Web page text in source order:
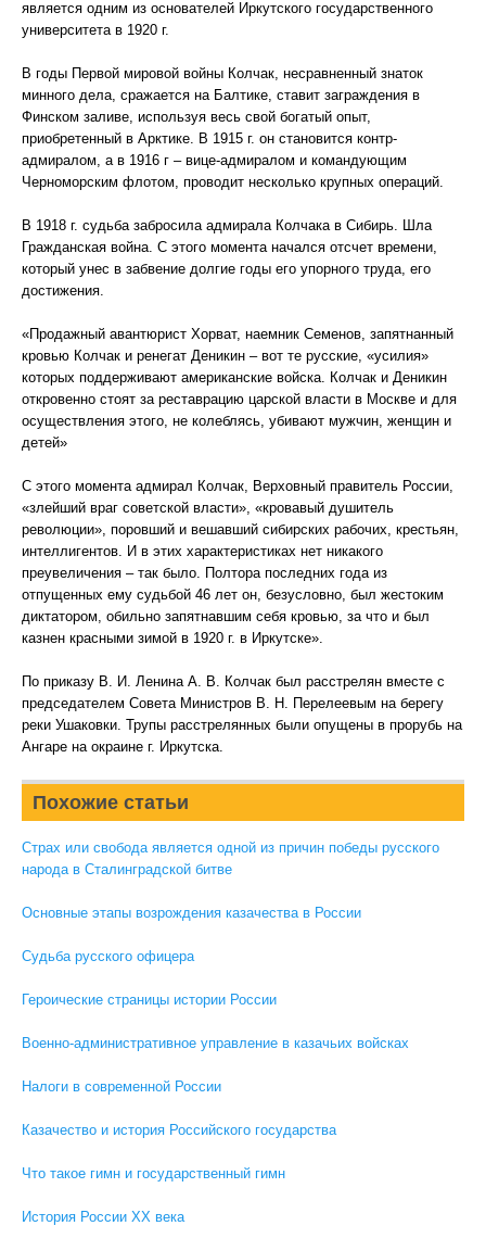
является одним из основателей Иркутского государственного
университета в 1920 г.
В годы Первой мировой войны Колчак, несравненный знаток
минного дела, сражается на Балтике, ставит заграждения в
Финском заливе, используя весь свой богатый опыт,
приобретенный в Арктике. В 1915 г. он становится контр-
адмиралом, а в 1916 г – вице-адмиралом и командующим
Черноморским флотом, проводит несколько крупных операций.
В 1918 г. судьба забросила адмирала Колчака в Сибирь. Шла
Гражданская война. С этого момента начался отсчет времени,
который унес в забвение долгие годы его упорного труда, его
достижения.
«Продажный авантюрист Хорват, наемник Семенов, запятнанный
кровью Колчак и ренегат Деникин – вот те русские, «усилия»
которых поддерживают американские войска. Колчак и Деникин
откровенно стоят за реставрацию царской власти в Москве и для
осуществления этого, не колеблясь, убивают мужчин, женщин и
детей»
С этого момента адмирал Колчак, Верховный правитель России,
«злейший враг советской власти», «кровавый душитель
революции», поровший и вешавший сибирских рабочих, крестьян,
интеллигентов. И в этих характеристиках нет никакого
преувеличения – так было. Полтора последних года из
отпущенных ему судьбой 46 лет он, безусловно, был жестоким
диктатором, обильно запятнавшим себя кровью, за что и был
казнен красными зимой в 1920 г. в Иркутске».
По приказу В. И. Ленина А. В. Колчак был расстрелян вместе с
председателем Совета Министров В. Н. Перелеевым на берегу
реки Ушаковки. Трупы расстрелянных были опущены в прорубь на
Ангаре на окраине г. Иркутска.
Похожие статьи
Страх или свобода является одной из причин победы русского
народа в Сталинградской битве
Основные этапы возрождения казачества в России
Судьба русского офицера
Героические страницы истории России
Военно-административное управление в казачьих войсках
Налоги в современной России
Казачество и история Российского государства
Что такое гимн и государственный гимн
История России XX века